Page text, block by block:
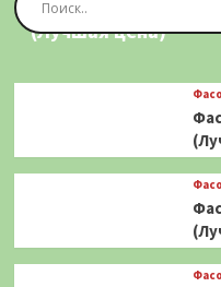
(Лучшая цена)